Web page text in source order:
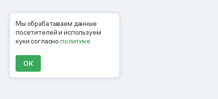
Мы обрабатываем данные
посетителей и используем
куки согласнополитике
ОК